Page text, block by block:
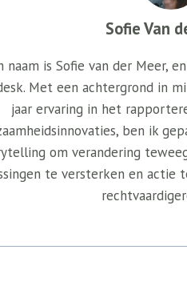
Sofie Van
naam is Sofie van der Meer,
Met een achtergrond in
jaar ervaring in het
ben ik
om verandering
te versterken en actie